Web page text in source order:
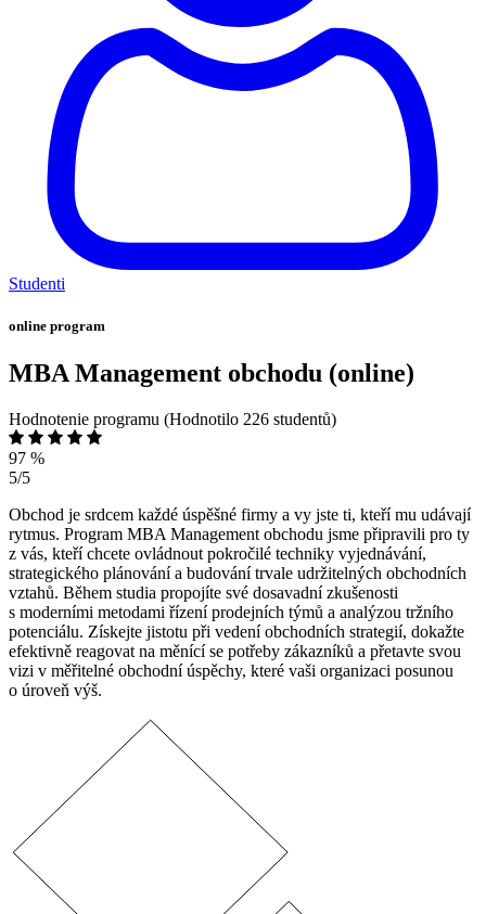
Studenti
online program
MBA Management obchodu (online)
Hodnotenie programu (Hodnotilo 226 studentů)
97 %
5/5
Obchod je srdcem každé úspěšné firmy a vy jste ti, kteří mu udávají
rytmus. Program MBA Management obchodu jsme připravili pro ty
z vás, kteří chcete ovládnout pokročilé techniky vyjednávání,
strategického plánování a budování trvale udržitelných obchodních
vztahů. Během studia propojíte své dosavadní zkušenosti
s moderními metodami řízení prodejních týmů a analýzou tržního
potenciálu. Získejte jistotu při vedení obchodních strategií, dokažte
efektivně reagovat na měnící se potřeby zákazníků a přetavte svou
vizi v měřitelné obchodní úspěchy, které vaši organizaci posunou
o úroveň výš.